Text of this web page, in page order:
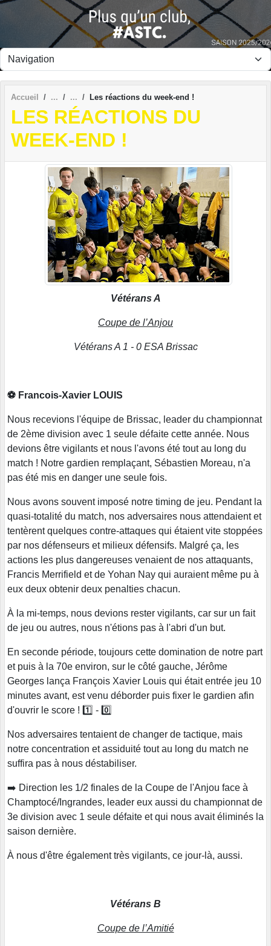
Accueil Les réactions du week-end !
LES RÉACTIONS DU
WEEK-END !
Vétérans A
Coupe de l’Anjou
Vétérans A 1 - 0 ESA Brissac
⚽ Francois-Xavier LOUIS
Nous recevions l'équipe de Brissac, leader du championnat
de 2ème division avec 1 seule défaite cette année. Nous
devions être vigilants et nous l'avons été tout au long du
match ! Notre gardien remplaçant, Sébastien Moreau, n'a
pas été mis en danger une seule fois.
Nous avons souvent imposé notre timing de jeu. Pendant la
quasi-totalité du match, nos adversaires nous attendaient et
tentèrent quelques contre-attaques qui étaient vite stoppées
par nos défenseurs et milieux défensifs. Malgré ça, les
actions les plus dangereuses venaient de nos attaquants,
Francis Merrifield et de Yohan Nay qui auraient même pu à
eux deux obtenir deux penalties chacun.
À la mi-temps, nous devions rester vigilants, car sur un fait
de jeu ou autres, nous n'étions pas à l'abri d'un but.
En seconde période, toujours cette domination de notre part
et puis à la 70e environ, sur le côté gauche, Jérôme
Georges lança François Xavier Louis qui était entrée jeu 10
minutes avant, est venu déborder puis fixer le gardien afin
d'ouvrir le score ! 1️⃣ - 0️⃣
Nos adversaires tentaient de changer de tactique, mais
notre concentration et assiduité tout au long du match ne
suffira pas à nous déstabiliser.
➡️ Direction les 1/2 finales de la Coupe de l'Anjou face à
Champtocé/Ingrandes, leader eux aussi du championnat de
3e division avec 1 seule défaite et qui nous avait éliminés la
saison dernière.
À nous d'être également très vigilants, ce jour-là, aussi.
Vétérans B
Coupe de l’Amitié
Panneau de gestion des cookies